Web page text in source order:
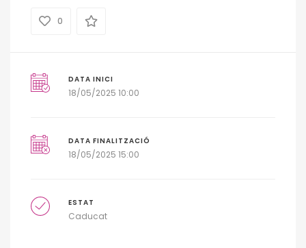
0
DATA INICI
18/05/2025 10:00
DATA FINALITZACIÓ
18/05/2025 15:00
ESTAT
Caducat